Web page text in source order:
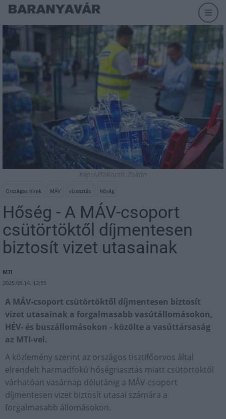
Kép: MTI/Kocsis Zoltán
Országos hírek MÁV vízosztás hőség
Hőség - A MÁV-csoport
csütörtöktől díjmentesen
biztosít vizet utasainak
MTI
2025.08.14. 12:55
A MÁV-csoport csütörtöktől díjmentesen biztosít
vizet utasainak a forgalmasabb vasútállomásokon,
HÉV- és buszállomásokon - közölte a vasúttársaság
az MTI-vel.
A közlemény szerint az országos tisztifőorvos által
elrendelt harmadfokú hőségriasztás miatt csütörtöktől
várhatóan vasárnap délutánig a MÁV-csoport
díjmentesen vizet biztosít utasai számára a
forgalmasabb állomásokon.